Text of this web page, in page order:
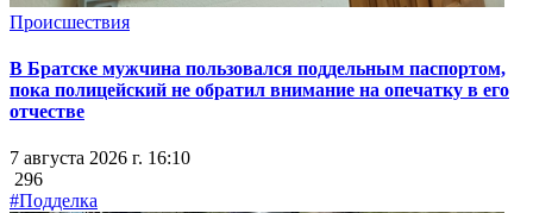
Происшествия
В Братске мужчина пользовался поддельным паспортом,
пока полицейский не обратил внимание на опечатку в его
отчестве
7 августа 2026 г. 16:10
296
#Подделка